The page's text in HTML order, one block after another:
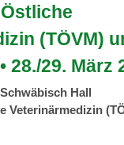
(TÖVM)
28./29. März
Hall
Veterinärmedizin